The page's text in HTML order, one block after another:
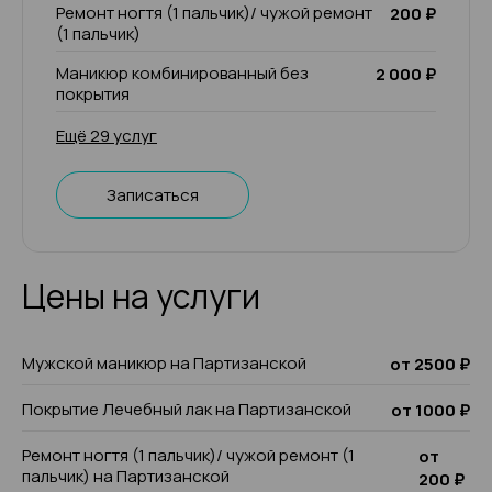
Ремонт ногтя (1 пальчик)/ чужой ремонт
(1 пальчик)
200 ₽
Маникюр комбинированный без
покрытия
2 000 ₽
Ещё 29 услуг
Записаться
Цены на услуги
Мужской маникюр на Партизанской
от 2500 ₽
Покрытие Лечебный лак на Партизанской
от 1000 ₽
Ремонт ногтя (1 пальчик)/ чужой ремонт (1
пальчик) на Партизанской
от
200 ₽